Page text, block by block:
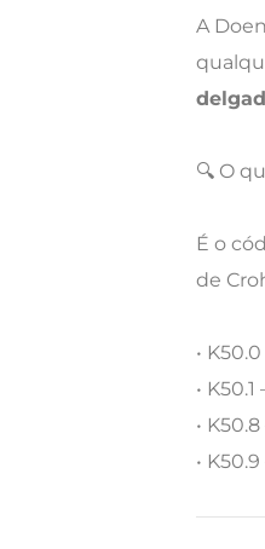
A
🔍 O
É o
de
•
•
•
•